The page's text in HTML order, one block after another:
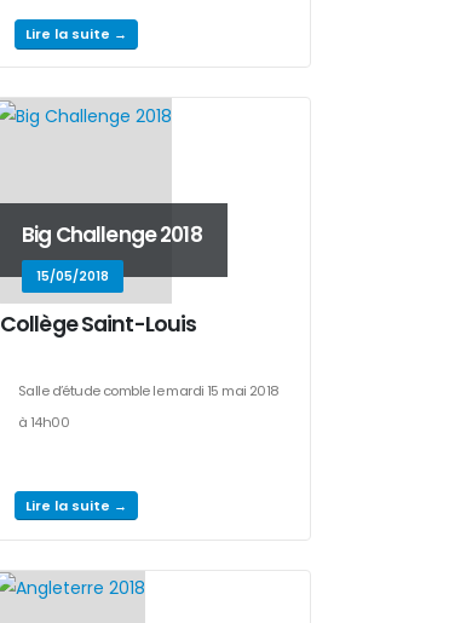
Lire la suite →
Big Challenge 2018
15/05/2018
Collège Saint-Louis
Salle d’étude comble le mardi 15 mai 2018
à 14h00
Lire la suite →